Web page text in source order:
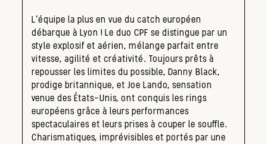
L’équipe la plus en vue du catch européen
débarque à Lyon ! Le duo CPF se distingue par un
style explosif et aérien, mélange parfait entre
vitesse, agilité et créativité. Toujours prêts à
repousser les limites du possible, Danny Black,
prodige britannique, et Joe Lando, sensation
venue des États-Unis, ont conquis les rings
européens grâce à leurs performances
spectaculaires et leurs prises à couper le souffle.
Charismatiques, imprévisibles et portés par une